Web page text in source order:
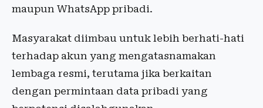
maupun WhatsApp pribadi.
Masyarakat diimbau untuk lebih berhati-hati
terhadap akun yang mengatasnamakan
lembaga resmi, terutama jika berkaitan
dengan permintaan data pribadi yang